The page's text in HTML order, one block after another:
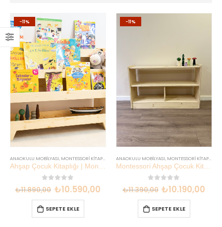
-11%
ANAOKULU MOBILYASI, MONTESSORI KITAPLIĞI
out of 5
₺11.890,00 ₺10.590,00
SEPETE EKLE
-11%
ANAOKULU MOBILYASI, MONTESSORI KITAPLIĞI
out of 5
₺11.390,00 ₺10.190,00
SEPETE EKLE